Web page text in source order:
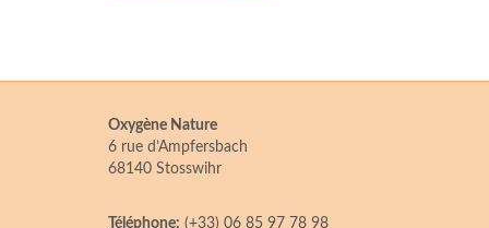
Oxygène Nature
6 rue d’Ampfersbach
68140 Stosswihr
Téléphone: (+33) 06 85 97 78 98